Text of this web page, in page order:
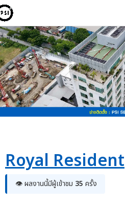
Royal Resident
👁 ผลงานนี้มีผู้เข้าชม 35 ครั้ง